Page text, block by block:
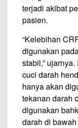
terjadi akibat
pasien.
“Kelebihan
digunakan
stabil,”
cuci darah
hanya akan
tekanan darah
digunakan
darah di